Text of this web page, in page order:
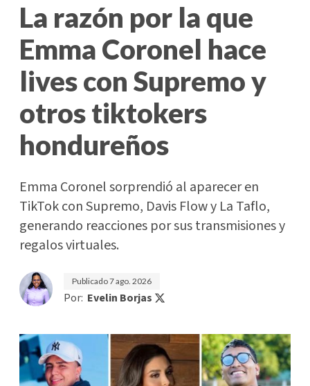
La razón por la que
Emma Coronel hace
lives con Supremo y
otros tiktokers
hondureños
Emma Coronel sorprendió al aparecer en
TikTok con Supremo, Davis Flow y La Taflo,
generando reacciones por sus transmisiones y
regalos virtuales.
Publicado7 ago. 2026
Por: Evelin Borjas